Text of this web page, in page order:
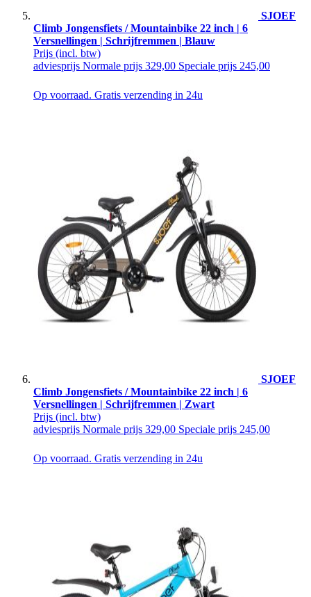
SJOEF
Climb Jongensfiets / Mountainbike 22 inch | 6
Versnellingen | Schrijfremmen | Blauw
Prijs (incl. btw)
adviesprijs Normale prijs 329,00 Speciale prijs 245,00
Op voorraad. Gratis verzending in 24u
SJOEF
Climb Jongensfiets / Mountainbike 22 inch | 6
Versnellingen | Schrijfremmen | Zwart
Prijs (incl. btw)
adviesprijs Normale prijs 329,00 Speciale prijs 245,00
Op voorraad. Gratis verzending in 24u